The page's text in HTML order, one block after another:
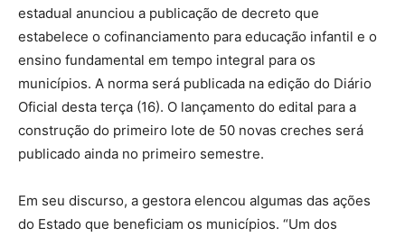
estadual anunciou a publicação de decreto que
estabelece o cofinanciamento para educação infantil e o
ensino fundamental em tempo integral para os
municípios. A norma será publicada na edição do Diário
Oficial desta terça (16). O lançamento do edital para a
construção do primeiro lote de 50 novas creches será
publicado ainda no primeiro semestre.
Em seu discurso, a gestora elencou algumas das ações
do Estado que beneficiam os municípios. “Um dos